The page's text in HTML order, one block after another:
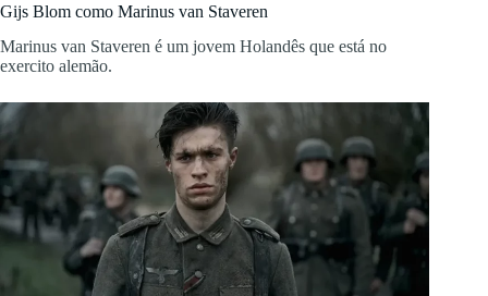
Gijs Blom como Marinus van Staveren
Marinus van Staveren é um jovem Holandês que está no
exercito alemão.